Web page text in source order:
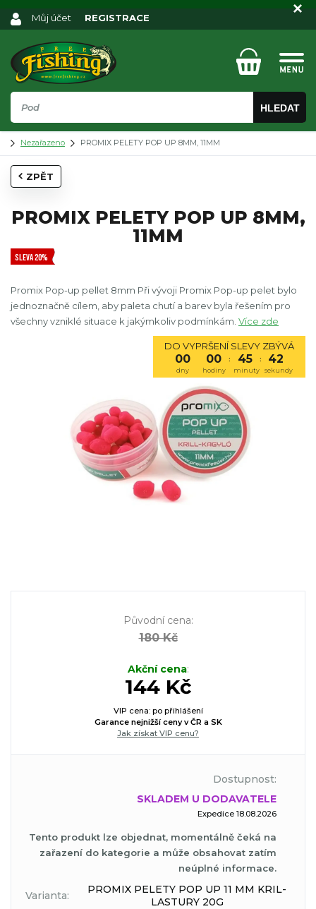
HLEDAT
Můj účet REGISTRACE
Nezařazeno PROMIX PELETY POP UP 8MM, 11MM
ZPĚT
PROMIX PELETY POP UP 8MM,
11MM
SLEVA 20%
Promix Pop-up pellet 8mm Při vývoji Promix Pop-up pelet bylo
jednoznačně cílem, aby paleta chutí a barev byla řešením pro
všechny vzniklé situace k jakýmkoliv podmínkám. Více zde
DO VYPRŠENÍ SLEVY ZBÝVÁ
00 00 : 45 : 41
dny hodiny minuty sekundy
Původní cena:
180 Kč
Akční cena:
144 Kč
VIP cena: po přihlášení
Garance nejnižší ceny v ČR a SK
Jak získat VIP cenu?
Dostupnost:
SKLADEM U DODAVATELE
Expedice 18.08.2026
Tento produkt lze objednat, momentálně čeká na
zařazení do kategorie a může obsahovat zatím
neúplné informace.
Varianta:
PROMIX PELETY POP UP 11 MM KRIL-
LASTURY 20G